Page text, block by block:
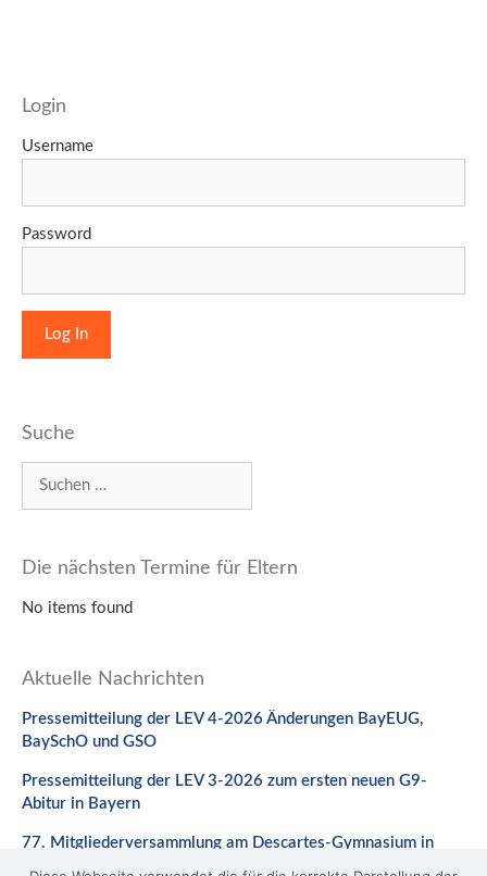
Login
Username
Password
Suche
Die nächsten Termine für Eltern
No items found
Aktuelle Nachrichten
Pressemitteilung der LEV 4-2026 Änderungen BayEUG,
BaySchO und GSO
Pressemitteilung der LEV 3-2026 zum ersten neuen G9-
Abitur in Bayern
77. Mitgliederversammlung am Descartes-Gymnasium in